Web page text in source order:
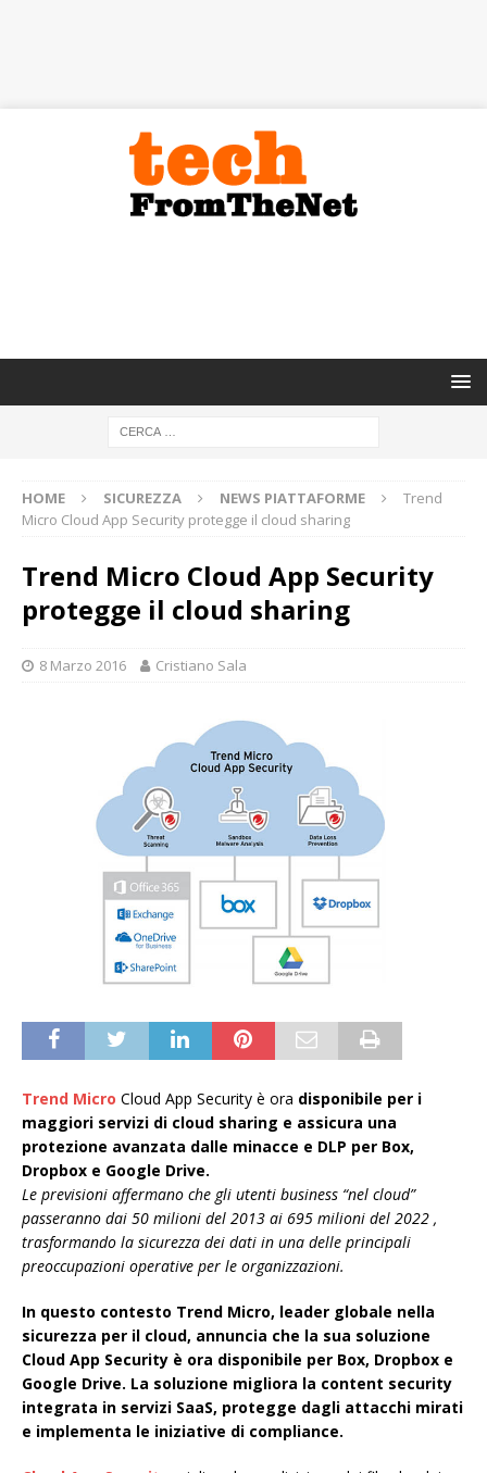
HOME SICUREZZA NEWS PIATTAFORME
Trend
Micro Cloud App Security protegge il cloud sharing
Trend Micro Cloud App Security
protegge il cloud sharing
8 Marzo 2016 Cristiano Sala
Trend Micro Cloud App Security è ora disponibile per i
maggiori servizi di cloud sharing e assicura una
protezione avanzata dalle minacce e DLP per Box,
Dropbox e Google Drive.
Le previsioni affermano che gli utenti business “nel cloud”
passeranno dai 50 milioni del 2013 ai 695 milioni del 2022 ,
trasformando la sicurezza dei dati in una delle principali
preoccupazioni operative per le organizzazioni.
In questo contesto Trend Micro, leader globale nella
sicurezza per il cloud, annuncia che la sua soluzione
Cloud App Security è ora disponibile per Box, Dropbox e
Google Drive. La soluzione migliora la content security
integrata in servizi SaaS, protegge dagli attacchi mirati
e implementa le iniziative di compliance.